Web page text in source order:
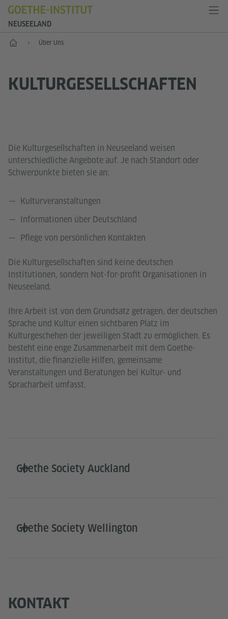
NEUSEELAND
Start Über Uns
KULTURGESELLSCHAFTEN
Die Kulturgesellschaften in Neuseeland weisen
unterschiedliche Angebote auf. Je nach Standort oder
Schwerpunkte bieten sie an:
Kulturveranstaltungen
Informationen über Deutschland
Pflege von persönlichen Kontakten
Die Kulturgesellschaften sind keine deutschen
Institutionen, sondern Not-for-profit Organisationen in
Neuseeland.
Ihre Arbeit ist von dem Grundsatz getragen, der deutschen
Sprache und Kultur einen sichtbaren Platz im
Kulturgeschehen der jeweiligen Stadt zu ermöglichen. Es
besteht eine enge Zusammenarbeit mit dem Goethe-
Institut, die finanzielle Hilfen, gemeinsame
Veranstaltungen und Beratungen bei Kultur- und
Spracharbeit umfasst.
Goethe Society Auckland
Goethe Society Wellington
KONTAKT